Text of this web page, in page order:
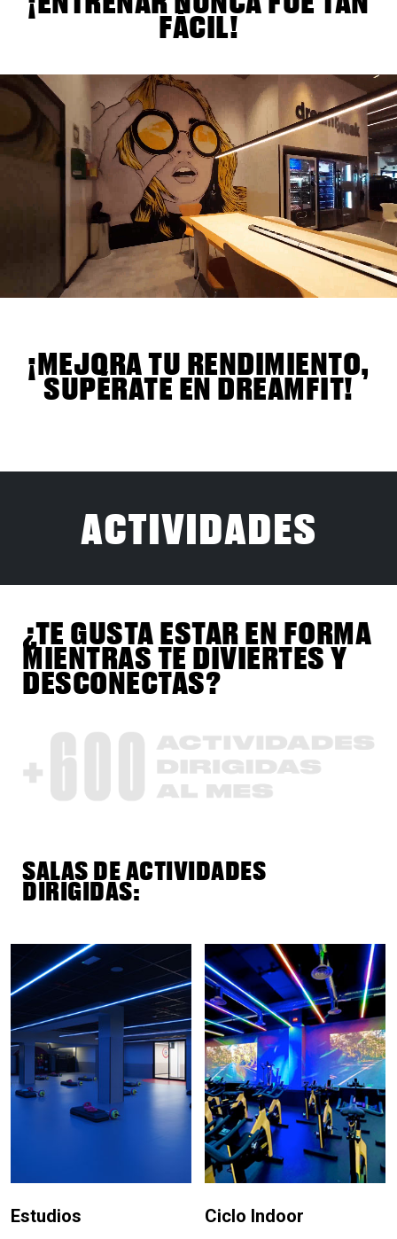
FÁCIL!
¡MEJORA TU RENDIMIENTO,
SUPÉRATE EN DREAMFIT!
ACTIVIDADES
¿TE GUSTA ESTAR EN FORMA
MIENTRAS TE DIVIERTES Y
DESCONECTAS?
SALAS DE ACTIVIDADES
DIRIGIDAS:
Estudios Ciclo Indoor